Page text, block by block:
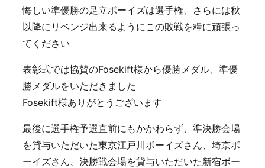
悔しい準優勝の足立ボーイズは選手権、さらには秋
以降にリベンジ出来るようにこの敗戦を糧に頑張っ
てください
表彰式では協賛のFosekift様から優勝メダル、準優
勝メダルをいただきました
Fosekift様ありがとうございます
最後に選手権予選直前にもかかわらず、準決勝会場
を貸与いただいた東京江戸川ボーイズさん、埼京ボ
ーイズさん、決勝戦会場を貸与いただいた新宿ボー